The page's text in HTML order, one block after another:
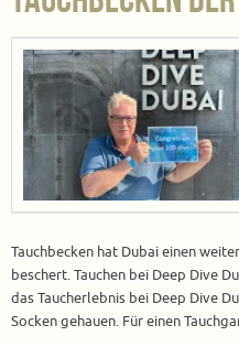
Tauchbecken hat Dubai einen
beschert. Tauchen bei Deep Dive
das Taucherlebnis bei Deep Dive
Socken gehauen. Für einen